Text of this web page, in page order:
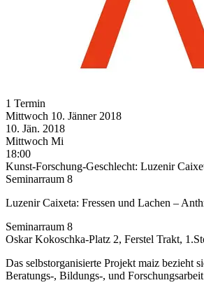
1 Termin
Mittwoch 10. Jänner 2018
10. Jän. 2018
Mittwoch Mi
18:00
Kunst-Forschung-Geschlecht: Luzenir
Seminarraum 8
Luzenir Caixeta: Fressen und Lachen –
Seminarraum 8
Oskar Kokoschka-Platz 2, Ferstel Trakt,
Das selbstorganisierte Projekt maiz bezieht
Beratungs-, Bildungs-, und